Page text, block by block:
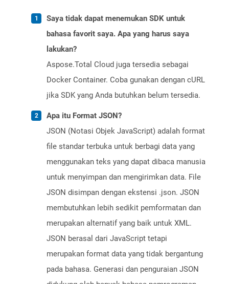
Saya tidak dapat menemukan SDK untuk
bahasa favorit saya. Apa yang harus saya
lakukan?
Aspose.Total Cloud juga tersedia sebagai
Docker Container. Coba gunakan dengan cURL
jika SDK yang Anda butuhkan belum tersedia.
Apa itu Format JSON?
JSON (Notasi Objek JavaScript) adalah format
file standar terbuka untuk berbagi data yang
menggunakan teks yang dapat dibaca manusia
untuk menyimpan dan mengirimkan data. File
JSON disimpan dengan ekstensi .json. JSON
membutuhkan lebih sedikit pemformatan dan
merupakan alternatif yang baik untuk XML.
JSON berasal dari JavaScript tetapi
merupakan format data yang tidak bergantung
pada bahasa. Generasi dan penguraian JSON